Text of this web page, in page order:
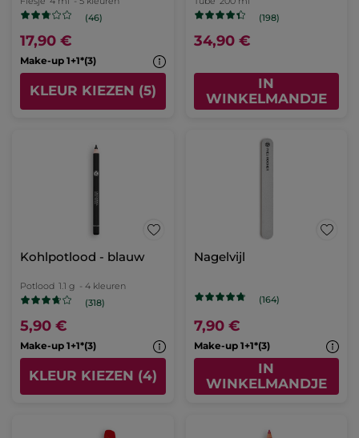
(46)
17,90 €
Make-up 1+1*(3)
KLEUR KIEZEN (5)
(198)
34,90 €
IN
WINKELMANDJE
Kohlpotlood - blauw
Potlood 1.1 g - 4 kleuren
(318)
5,90 €
Make-up 1+1*(3)
KLEUR KIEZEN (4)
Nagelvijl
(164)
7,90 €
Make-up 1+1*(3)
IN
WINKELMANDJE